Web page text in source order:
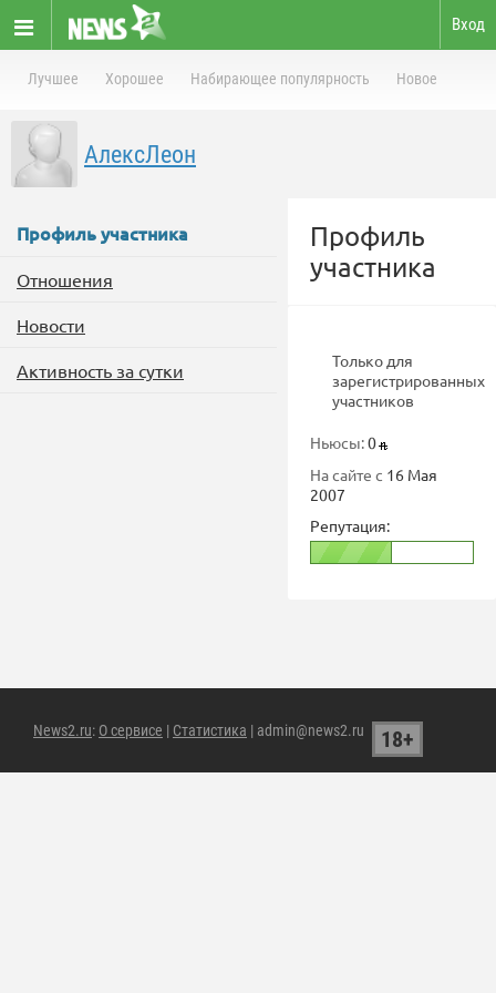
Вход
Лучшее Хорошее Набирающее популярность Новое
АлексЛеон
Профиль участника
Отношения
Новости
Активность за сутки
Профиль
участника
Только для
зарегистрированных
участников
Ньюсы:0
На сайте с 16 Мая
2007
Репутация:
News2.ru: О сервисе | Статистика | admin@news2.ru 18+